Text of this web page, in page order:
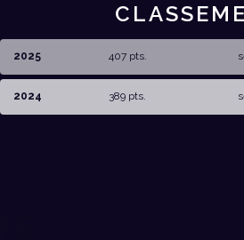
2025 407 pts.
2024 389 pts.